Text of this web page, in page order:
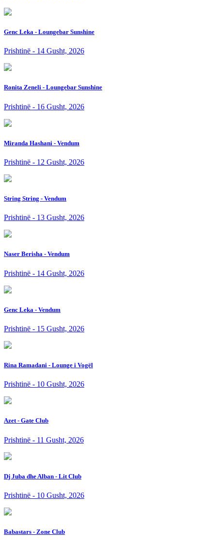
Genc Leka - Loungebar Sunshine
Prishtinë - 14 Gusht, 2026
Ronita Zeneli - Loungebar Sunshine
Prishtinë - 16 Gusht, 2026
Miranda Hashani - Vendum
Prishtinë - 12 Gusht, 2026
String String - Vendum
Prishtinë - 13 Gusht, 2026
Naser Berisha - Vendum
Prishtinë - 14 Gusht, 2026
Genc Leka - Vendum
Prishtinë - 15 Gusht, 2026
Rina Ramadani - Lounge i Vogël
Prishtinë - 10 Gusht, 2026
Azet - Gate Club
Prishtinë - 11 Gusht, 2026
Dj Juba dhe Alban - Lit Club
Prishtinë - 10 Gusht, 2026
Babastars - Zone Club